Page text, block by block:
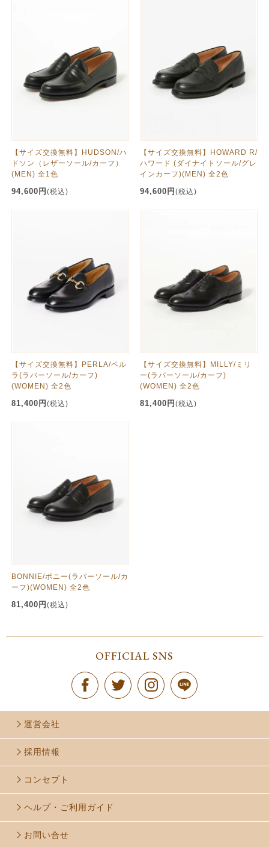
【サイズ交換無料】HUDSON/ハ
ドソン（レザーソール/カーフ）
(MEN) 全1色
94,600円 (税込)
【サイズ交換無料】HOWARD R/
ハワード (ダイナイトソール/グレ
インカーフ)(MEN) 全2色
94,600円 (税込)
【サイズ交換無料】PERLA/ペル
ラ(ラバーソール/カーフ)
(WOMEN) 全2色
81,400円 (税込)
【サイズ交換無料】MILLY/ミリ
ー(ラバーソール/カーフ)
(WOMEN) 全2色
81,400円 (税込)
BONNIE/ボニー(ラバーソール/カ
ーフ)(WOMEN) 全2色
81,400円 (税込)
OFFICIAL SNS
運営会社
採用情報
コンセプト
ヘルプ・ご利用ガイド
お問い合せ